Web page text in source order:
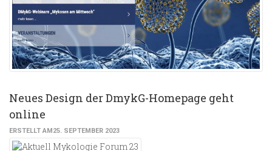
Neues Design der DmykG-Homepage geht
online
ERSTELLT AM25. SEPTEMBER 2023